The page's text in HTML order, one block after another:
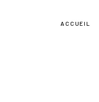
ACCUEIL